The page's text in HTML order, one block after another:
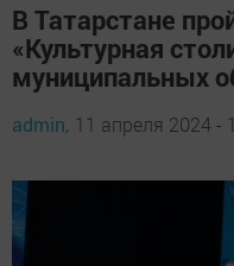
В Татарстане
«Культурная
муниципальных
admin, 11 апреля 2024 -